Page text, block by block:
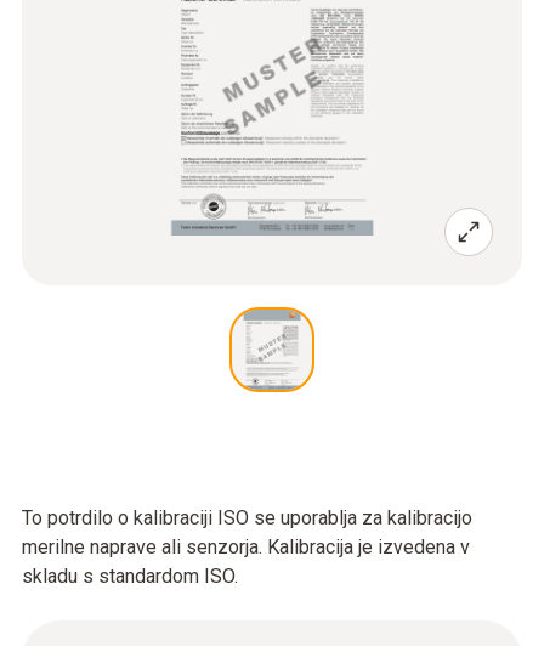
To potrdilo o kalibraciji ISO se uporablja za kalibracijo
merilne naprave ali senzorja. Kalibracija je izvedena v
skladu s standardom ISO.